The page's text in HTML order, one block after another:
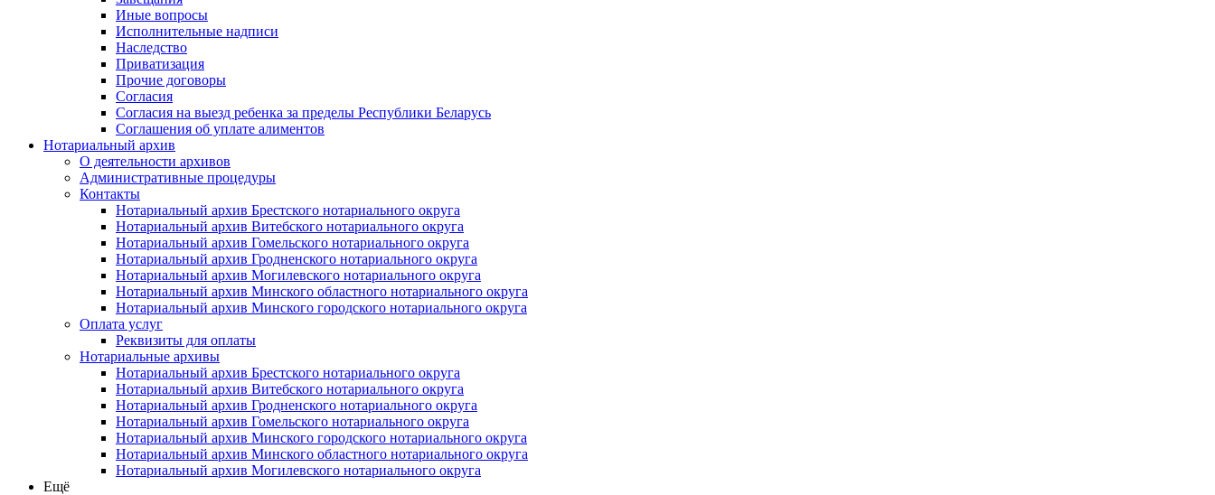
Иные вопросы
Исполнительные надписи
Наследство
Приватизация
Прочие договоры
Согласия
Согласия на выезд ребенка за пределы Республики Беларусь
Соглашения об уплате алиментов
Нотариальный архив
О деятельности архивов
Административные процедуры
Контакты
Нотариальный архив Брестского нотариального округа
Нотариальный архив Витебского нотариального округа
Нотариальный архив Гомельского нотариального округа
Нотариальный архив Гродненского нотариального округа
Нотариальный архив Могилевского нотариального округа
Нотариальный архив Минского областного нотариального округа
Нотариальный архив Минского городского нотариального округа
Оплата услуг
Реквизиты для оплаты
Нотариальные архивы
Нотариальный архив Брестского нотариального округа
Нотариальный архив Витебского нотариального округа
Нотариальный архив Гродненского нотариального округа
Нотариальный архив Гомельского нотариального округа
Нотариальный архив Минского городского нотариального округа
Нотариальный архив Минского областного нотариального округа
Нотариальный архив Могилевского нотариального округа
Ещё